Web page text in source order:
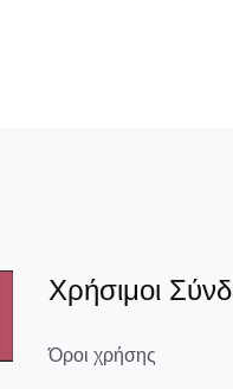
Χρήσιμοι
Όροι χρήσης